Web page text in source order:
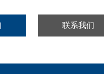
联系我们